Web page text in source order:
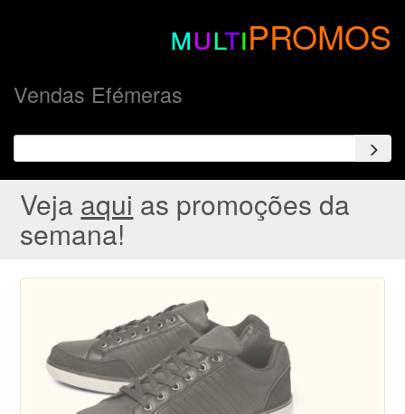
multiPROMOS
Vendas Efémeras
Veja aqui as promoções da
semana!